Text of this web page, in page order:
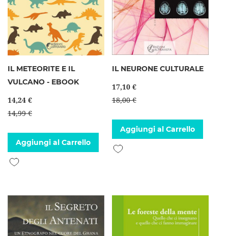
IL METEORITE E IL
VULCANO - EBOOK
14,24 €
14,99 €
Aggiungi al Carrello
Aggiungi alla lista desideri
IL NEURONE CULTURALE
17,10 €
18,00 €
Aggiungi al Carrello
Aggiungi alla lista desideri